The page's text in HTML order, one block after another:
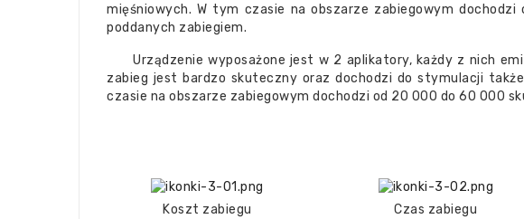
mięśniowych. W tym czasie na obszarze zabiegowym
poddanych zabiegiem.
Urządzenie wyposażone jest w 2 aplikatory, każdy z nich
zabieg jest bardzo skuteczny oraz dochodzi do stymulacji
czasie na obszarze zabiegowym dochodzi od 20 000 do 60 000
Koszt zabiegu
Czas zabiegu